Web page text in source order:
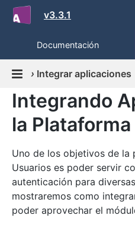
v3.3.1
Documentación
› Integrar aplicaciones
Integrando
la Plataforma
Uno de los objetivos de la
Usuarios es poder servir
autenticación para
mostraremos como
poder aprovechar el